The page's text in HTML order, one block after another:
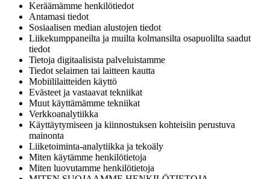
Keräämämme henkilötiedot
Antamasi tiedot
Sosiaalisen median alustojen tiedot
Liikekumppaneilta ja muilta kolmansilta osapuolilta saadut
tiedot
Tietoja digitaalisista palveluistamme
Tiedot selaimen tai laitteen kautta
Mobiililaitteiden käyttö
Evästeet ja vastaavat tekniikat
Muut käyttämämme tekniikat
Verkkoanalytiikka
Käyttäytymiseen ja kiinnostuksen kohteisiin perustuva
mainonta
Liiketoiminta-analytiikka ja tekoäly
Miten käytämme henkilötietoja
Miten luovutamme henkilötietoja